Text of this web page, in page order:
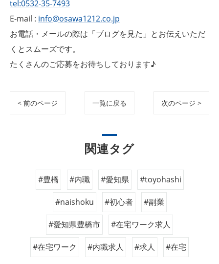
tel:0532-35-7493
E-mail : info@osawa1212.co.jp
お電話・メールの際は「ブログを見た」とお伝えいただ
くとスムーズです。
たくさんのご応募をお待ちしております♪
< 前のページ 一覧に戻る 次のページ >
関連タグ
#豊橋 #内職 #愛知県 #toyohashi
#naishoku #初心者 #副業
#愛知県豊橋市 #在宅ワーク求人
#在宅ワーク #内職求人 #求人 #在宅